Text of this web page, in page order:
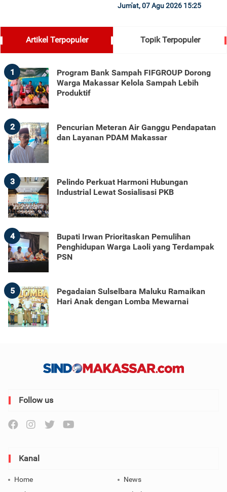
Jum'at, 07 Agu 2026 15:25
Artikel Terpopuler Topik Terpopuler
1
Program Bank Sampah FIFGROUP Dorong
Warga Makassar Kelola Sampah Lebih
Produktif
2
Pencurian Meteran Air Ganggu Pendapatan
dan Layanan PDAM Makassar
3
Pelindo Perkuat Harmoni Hubungan
Industrial Lewat Sosialisasi PKB
4
Bupati Irwan Prioritaskan Pemulihan
Penghidupan Warga Laoli yang Terdampak
PSN
5
Pegadaian Sulselbara Maluku Ramaikan
Hari Anak dengan Lomba Mewarnai
Follow us
Kanal
Home
News